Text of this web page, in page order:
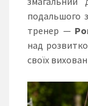
подальшого
тренер —
над
своїх